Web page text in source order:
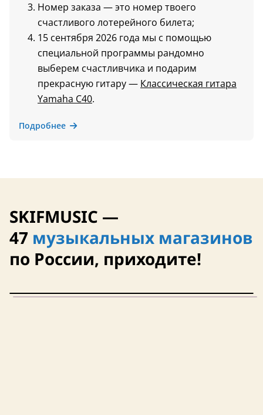
Номер заказа — это номер твоего
счастливого лотерейного билета;
15 сентября 2026 года мы с помощью
специальной программы рандомно
выберем счастливчика и подарим
прекрасную гитару — Классическая гитара
Yamaha C40.
Подробнее
SKIFMUSIC —
47 музыкальных магазинов
по России, приходите!